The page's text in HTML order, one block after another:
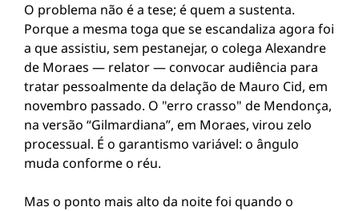
O problema não é a tese; é quem a sustenta.
Porque a mesma toga que se escandaliza agora foi
a que assistiu, sem pestanejar, o colega Alexandre
de Moraes — relator — convocar audiência para
tratar pessoalmente da delação de Mauro Cid, em
novembro passado. O "erro crasso" de Mendonça,
na versão “Gilmardiana”, em Moraes, virou zelo
processual. É o garantismo variável: o ângulo
muda conforme o réu.
Mas o ponto mais alto da noite foi quando o